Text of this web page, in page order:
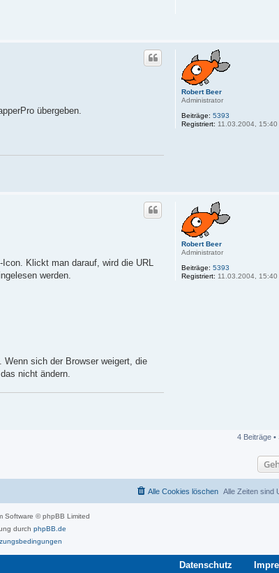
Robert Beer
Administrator
Beiträge: 5393
Registriert: 11.03.2004, 15:40
übergeben.
Robert Beer
Administrator
Beiträge: 5393
Registriert: 11.03.2004, 15:40
-Icon. Klickt man darauf, wird die URL
werden.
sich der Browser weigert, die
nicht ändern.
4 Beiträge
Alle Zeiten sind
Alle Cookies löschen
Software © phpBB Limited
durch phpBB.de
Datenschutz